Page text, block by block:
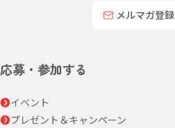
メルマガ登録
応募・参加する
イベント
プレゼント＆キャンペーン